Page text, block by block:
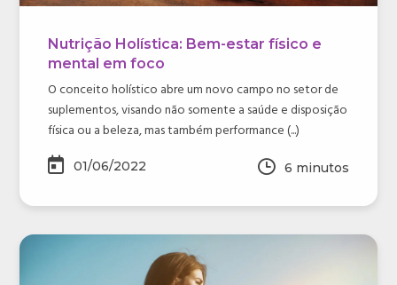
Nutrição Holística: Bem-estar físico e
mental em foco
O conceito holístico abre um novo campo no setor de
suplementos, visando não somente a saúde e disposição
física ou a beleza, mas também performance (...)
01/06/2022 6 minutos